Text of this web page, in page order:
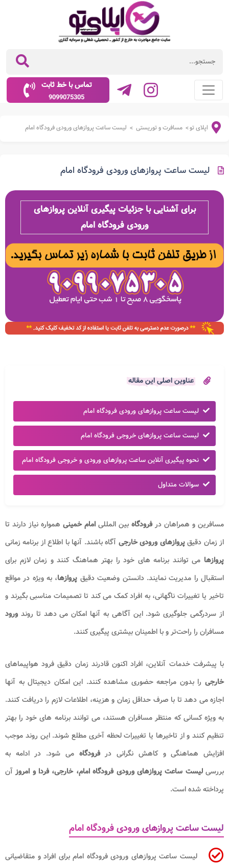
تماس با خط ثابت
9099075305
اپلای تو> مسافرت و توریستی > لیست ساعت پروازهای ورودی فرودگاه امام
لیست ساعت پروازهای ورودی فرودگاه امام
برای آشنایی با جزئیات پیگیری آنلاین پروازهای
ورودی فرودگاه امام
عناوین اصلی این مقاله
لیست ساعت پروازهای ورودی فرودگاه امام
لیست ساعت پروازهای خروجی فرودگاه امام
نحوه پیگیری آنلاین ساعت پروازهای ورودی و خروجی فرودگاه امام
سوالات متداول
مسافرین و همراهان درفرودگاه بین المللی امام خمینی همواره نیاز دارند تا
از زمان دقیقپروازهای ورودی خارجی آگاه باشند. آنها با اطلاع از برنامه زمانی
پروازها می توانند برنامه های خود را بهتر هماهنگ کنند و زمان لازم برای
استقبال را مدیریت نمایند. دانستن وضعیت دقیق پروازها، به ویژه در مواقع
تاخیر یا تغییرات ناگهانی، به افراد کمک می کند تا تصمیمات مناسبی بگیرند و
از سردرگمی جلوگیری شود. این آگاهی به آنها امکان می دهد تا روند ورود
مسافران را راحت‌تر و با اطمینان بیشتری پیگیری کنند.
با پیشرفت خدمات آنلاین، افراد اکنون قادرند زمان دقیق فرود هواپیماهای
خارجی را بدون مراجعه حضوری مشاهده کنند. این امکان دیجیتال به آنها
اجازه می دهد تا با صرف حداقل زمان و هزینه، اطلاعات لازم را دریافت کنند.
به ویژه کسانی که منتظر مسافران هستند، می توانند برنامه های خود را بهتر
تنظیم کنند و از تاخیرها یا تغییرات لحظه آخری مطلع شوند. این روند موجب
افزایش هماهنگی و کاهش نگرانی درفرودگاهمی شود. در ادامه به
بررسیلیست ساعت پروازهای ورودی فرودگاه امام، خارجی، فردا و امروزآن
پرداخته شده است.
لیست ساعت پروازهای ورودی فرودگاه امام
لیست ساعت پروازهای ورودی فرودگاه امام برای افراد و متقاضیانی